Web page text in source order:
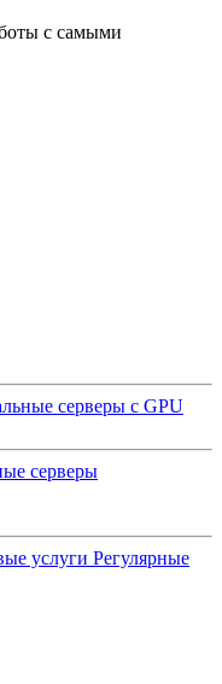
с самыми
серверы с GPU
серверы
услуги Регулярные